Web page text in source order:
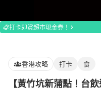
打卡即賞超市現金券！
香港攻略 打卡 食
【黃竹坑新蒲點！台